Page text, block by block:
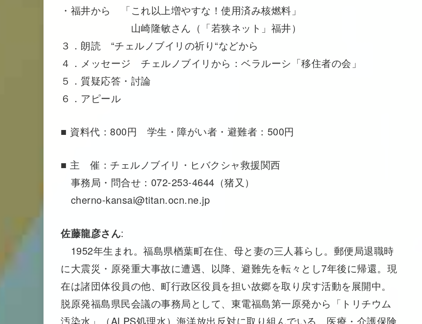
・福井から 「これ以上増やすな！使用済み核燃料」
山崎隆敏さん（「若狭ネット」福井）
３．朗読 “チェルノブイリの祈り“などから
４．メッセージ チェルノブイリから：ベラルーシ「移住者の会」
５．質疑応答・討論
６．アピール
■ 資料代：800円 学生・障がい者・避難者：500円
■ 主 催：チェルノブイリ・ヒバクシャ救援関西
事務局・問合せ：072-253-4644（猪又）
cherno-kansai@titan.ocn.ne.jp
佐藤龍彦さん:
1952年生まれ。福島県楢葉町在住、母と妻の三人暮らし。郵便局退職時
に大震災・原発重大事故に遭遇、以降、避難先を転々とし7年後に帰還。現
在は諸団体役員の他、町行政区役員を担い故郷を取り戻す活動を展開中。
脱原発福島県民会議の事務局として、東電福島第一原発から「トリチウム
汚染水」（ALPS処理水）海洋放出反対に取り組んでいる。医療・介護保険